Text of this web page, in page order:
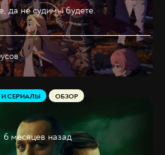
да не судимы будете.
СЕРИАЛЫ ОБЗОР
6 месяцев назад